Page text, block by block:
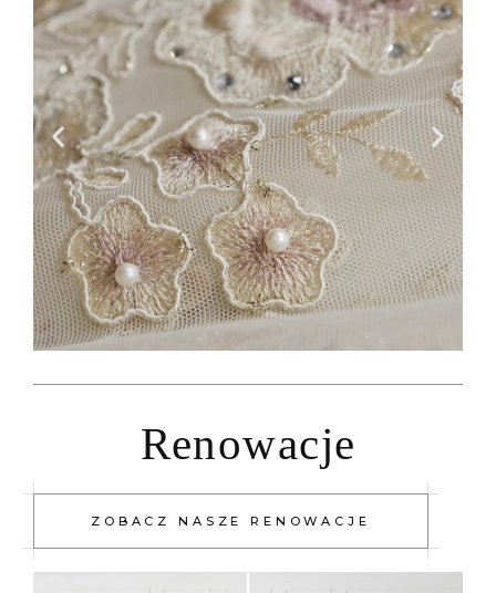
Renowacje
ZOBACZ NASZE RENOWACJE